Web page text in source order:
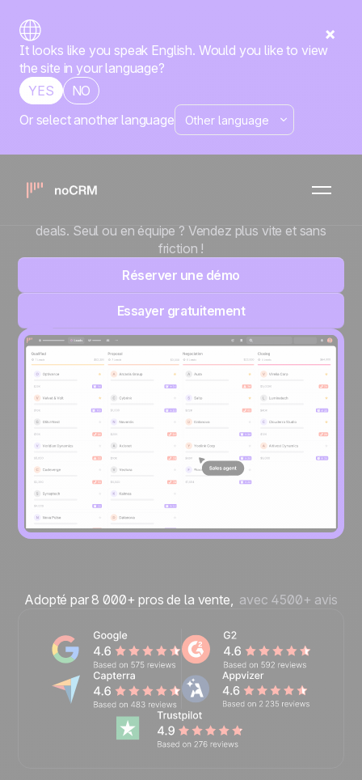
It looks like you speak English. Would you like to view
the site in your language?
YES
NO
Or select another language
Vous détestez les
CRM ?
noCRM, l’outil de gestion commerciale pensé pour
deals. Seul ou en équipe ? Vendez plus vite et sans
friction !
Réserver une démo
Essayer gratuitement
Adopté par 8 000+ pros de la vente, avec 4500+ avis